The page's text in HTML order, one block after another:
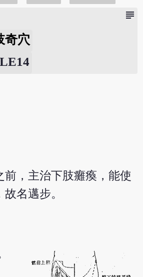
subject
奇穴
前，主治下肢癱瘓，能使
名邁步。